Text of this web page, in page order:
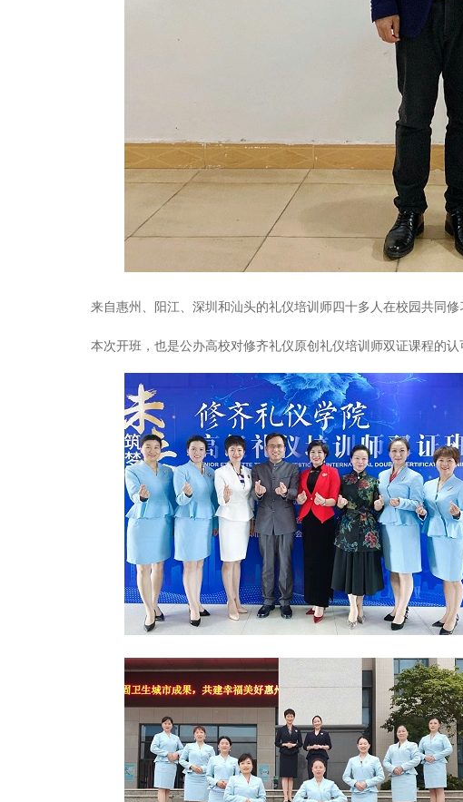
来自惠州、阳江、深圳和汕头的礼仪培训师四十多人在校园共同
本次开班，也是公办高校对修齐礼仪原创礼仪培训师双证课程的认